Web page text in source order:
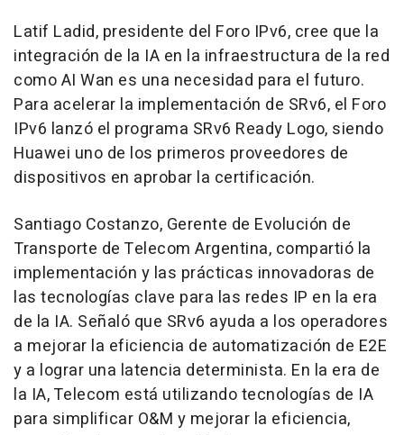
Latif Ladid, presidente del Foro IPv6, cree que la
integración de la IA en la infraestructura de la red
como AI Wan es una necesidad para el futuro.
Para acelerar la implementación de SRv6, el Foro
IPv6 lanzó el programa SRv6 Ready Logo, siendo
Huawei uno de los primeros proveedores de
dispositivos en aprobar la certificación.
Santiago Costanzo, Gerente de Evolución de
Transporte de Telecom Argentina, compartió la
implementación y las prácticas innovadoras de
las tecnologías clave para las redes IP en la era
de la IA. Señaló que SRv6 ayuda a los operadores
a mejorar la eficiencia de automatización de E2E
y a lograr una latencia determinista. En la era de
la IA, Telecom está utilizando tecnologías de IA
para simplificar O&M y mejorar la eficiencia,